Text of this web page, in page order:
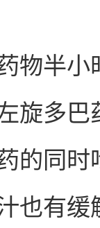
物半
旋多
的同
也有